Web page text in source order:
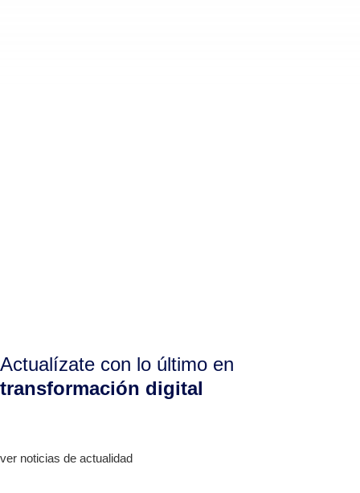
Actualízate con lo último en
transformación digital
ver noticias de actualidad